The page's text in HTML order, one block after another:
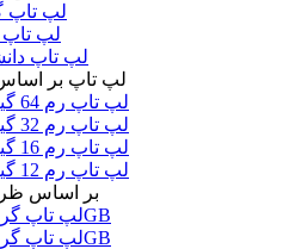
لپ تاپ
لپ
لپ تاپ
لپ تاپ بر
لپ تاپ رم 64 گیگابایت
لپ تاپ رم 32 گیگابایت
لپ تاپ رم 16 گیگابایت
لپ تاپ رم 12 گیگابایت
بر اساس
لپ تاپ گرافیک 8GB
لپ تاپ گرافیک 6GB